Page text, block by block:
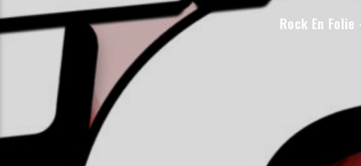
Rock En